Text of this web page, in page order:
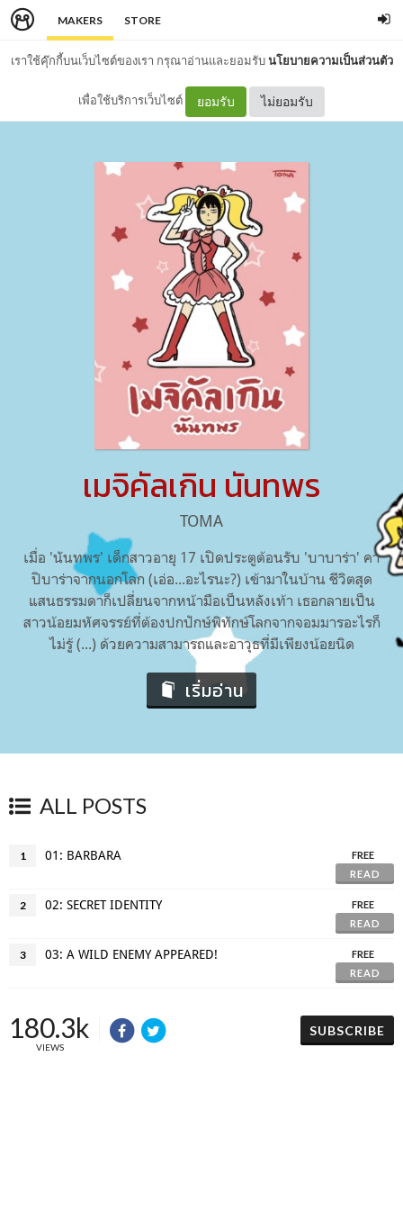
MAKERS STORE
เราใช้คุ๊กกี้บนเว็บไซต์ของเรา กรุณาอ่านและยอมรับนโยบายความเป็นส่วนตัว
เพื่อใช้บริการเว็บไซต์ ยอมรับ ไม่ยอมรับ
เมจิคัลเกิน นันทพร
TOMA
เมื่อ 'นันทพร' เด็กสาวอายุ 17 เปิดประตูต้อนรับ 'บาบาร่า' คา
ปิบาร่าจากนอกโลก (เอ่อ...อะไรนะ?) เข้ามาในบ้าน ชีวิตสุด
แสนธรรมดาก็เปลี่ยนจากหน้ามือเป็นหลังเท้า เธอกลายเป็น
สาวน้อยมหัศจรรย์ที่ต้องปกปักษ์พิทักษ์โลกจากจอมมารอะไรก็
ไม่รู้ (...) ด้วยความสามารถและอาวุธที่มีเพียงน้อยนิด
เริ่มอ่าน
ALL POSTS
1 01: BARBARA
FREE
READ
2 02: SECRET IDENTITY
FREE
READ
3 03: A WILD ENEMY APPEARED!
FREE
READ
180.3k
VIEWS
SUBSCRIBE